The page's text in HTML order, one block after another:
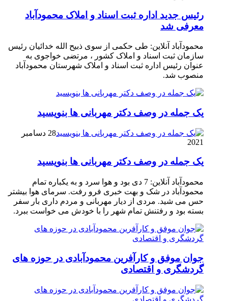
رئیس جدید اداره ثبت اسناد و املاک محمودآباد
معرفی شد
محمودآباد آنلاین: طی حکمی از سوی ذبیح الله خدائیان رئیس
سازمان ثبت اسناد و املاک کشور ، مرتضی خواجوی به
عنوان رئیس اداره ثبت اسناد و املاک شهرستان محمودآباد
منصوب شد.
یک جمله در وصف دکتر مهربانی ها بنویسید
28 دسامبر
2021
یک جمله در وصف دکتر مهربانی ها بنویسید
محمودآباد آنلاین: 7 دی بود و هوا سرد و به یکباره تمام
محمودآباد در شک و بهت خبری فرو رفت. سرمای هوا بیشتر
حس می شید. مردی از دیار مهربانی و مردم داری بار سفر
بسته بود و رفتنش تمام شهر را با خودش می خواست ببرد.
جوان موفق و کارآفرین محمودآبادی در حوزه های
گردشگری و اقتصادی